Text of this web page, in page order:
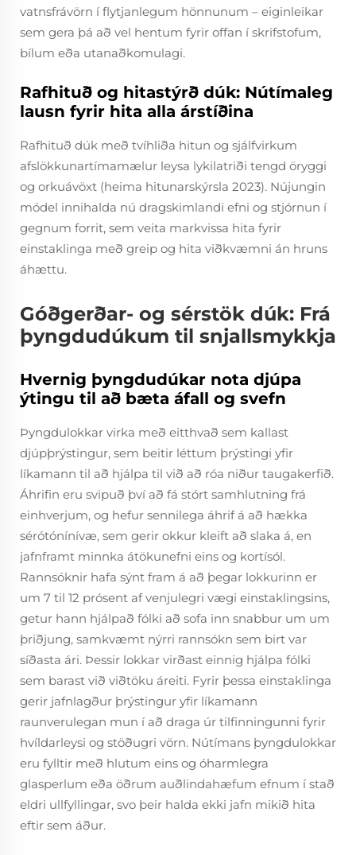
vatnsfrávörn í flytjanlegum hönnunum – eiginleikar
sem gera þá að vel hentum fyrir offan í skrifstofum,
bílum eða utanaðkomulagi.
Rafhituð og hitastýrð dúk: Nútímaleg
lausn fyrir hita alla árstíðina
Rafhituð dúk með tvíhliða hitun og sjálfvirkum
afslökkunartímamælur leysa lykilatriði tengd öryggi
og orkuávöxt (heima hitunarskýrsla 2023). Nújungin
módel innihalda nú dragskimlandi efni og stjórnun í
gegnum forrit, sem veita markvissa hita fyrir
einstaklinga með greip og hita viðkvæmni án hruns
áhættu.
Góðgerðar- og sérstök dúk: Frá
þyngdudúkum til snjallsmykkja
Hvernig þyngdudúkar nota djúpa
ýtingu til að bæta áfall og svefn
Þyngdulokkar virka með eitthvað sem kallast
djúpþrýstingur, sem beitir léttum þrýstingi yfir
líkamann til að hjálpa til við að róa niður taugakerfið.
Áhrifin eru svipuð því að fá stórt samhlutning frá
einhverjum, og hefur sennilega áhrif á að hækka
sérótónínívæ, sem gerir okkur kleift að slaka á, en
jafnframt minnka átökunefni eins og kortísól.
Rannsóknir hafa sýnt fram á að þegar lokkurinn er
um 7 til 12 prósent af venjulegri vægi einstaklingsins,
getur hann hjálpað fólki að sofa inn snabbur um um
þriðjung, samkvæmt nýrri rannsókn sem birt var
síðasta ári. Þessir lokkar virðast einnig hjálpa fólki
sem barast við viðtöku áreiti. Fyrir þessa einstaklinga
gerir jafnlagður þrýstingur yfir líkamann
raunverulegan mun í að draga úr tilfinningunni fyrir
hvíldarleysi og stöðugri vörn. Nútímans þyngdulokkar
eru fylltir með hlutum eins og óharmlegra
glasperlum eða öðrum auðlindahæfum efnum í stað
eldri ullfyllingar, svo þeir halda ekki jafn mikið hita
eftir sem áður.